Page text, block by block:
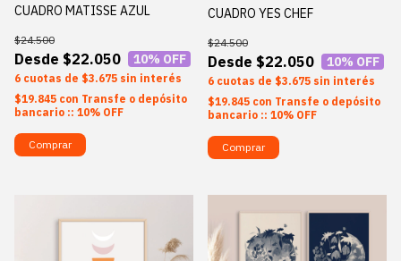
CUADRO MATISSE AZUL
$22.050
$24.500
10% OFF
6 $3.675 sin interés
$19.845 con Transfe o depósito
bancario :: 10% OFF
Comprar
CUADRO YES CHEF
$22.050
$24.500
10% OFF
6 $3.675 sin interés
$19.845 con Transfe o depósito
bancario :: 10% OFF
Comprar